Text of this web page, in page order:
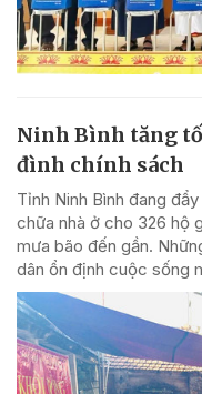
Ninh Bình tăng
đình chính sách
Tỉnh Ninh Bình đang
chữa nhà ở cho 326 hộ
mưa bão đến gần.
dân ổn định cuộc sống